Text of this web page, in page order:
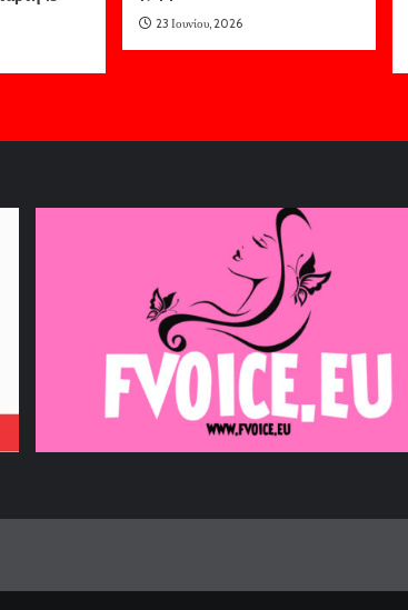
23 Ιουνίου, 2026